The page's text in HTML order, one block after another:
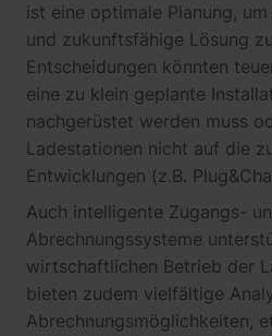
ist eine optimale Planung,
und zukunftsfähige Lösung
Entscheidungen könnten
eine zu klein geplante
nachgerüstet werden muss
Ladestationen nicht auf die
Entwicklungen (z.B.
Auch intelligente Zugangs-
Abrechnungssysteme
wirtschaftlichen Betrieb der
bieten zudem vielfältige
Abrechnungsmöglichkeiten,